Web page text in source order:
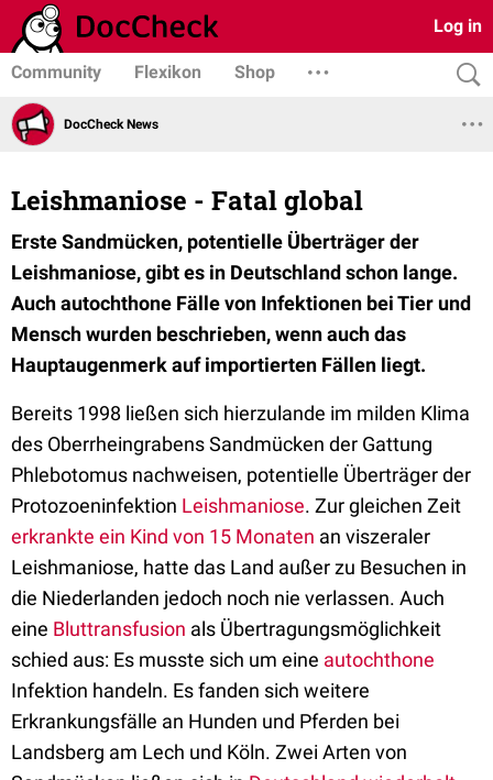
Log in
Community Flexikon Shop
DocCheck News
Leishmaniose - Fatal global
Erste Sandmücken, potentielle Überträger der
Leishmaniose, gibt es in Deutschland schon lange.
Auch autochthone Fälle von Infektionen bei Tier und
Mensch wurden beschrieben, wenn auch das
Hauptaugenmerk auf importierten Fällen liegt.
Bereits 1998 ließen sich hierzulande im milden Klima
des Oberrheingrabens Sandmücken der Gattung
Phlebotomus nachweisen, potentielle Überträger der
Protozoeninfektion Leishmaniose. Zur gleichen Zeit
erkrankte ein Kind von 15 Monaten an viszeraler
Leishmaniose, hatte das Land außer zu Besuchen in
die Niederlanden jedoch noch nie verlassen. Auch
eine Bluttransfusion als Übertragungsmöglichkeit
schied aus: Es musste sich um eine autochthone
Infektion handeln. Es fanden sich weitere
Erkrankungsfälle an Hunden und Pferden bei
Landsberg am Lech und Köln. Zwei Arten von